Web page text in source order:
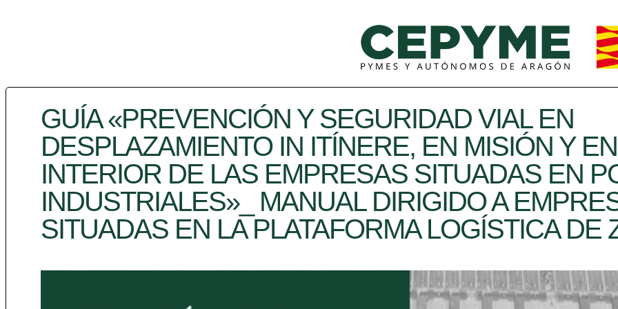
GUÍA «PREVENCIÓN Y SEGURIDAD VIAL EN
DESPLAZAMIENTO IN ITÍNERE, EN MISIÓN Y
INTERIOR DE LAS EMPRESAS SITUADAS EN
INDUSTRIALES»_ MANUAL DIRIGIDO A
SITUADAS EN LA PLATAFORMA LOGÍSTICA DE